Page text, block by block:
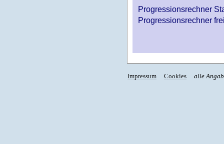
Progressionsrechner
Progressionsrechner
Impressum Cookies alle